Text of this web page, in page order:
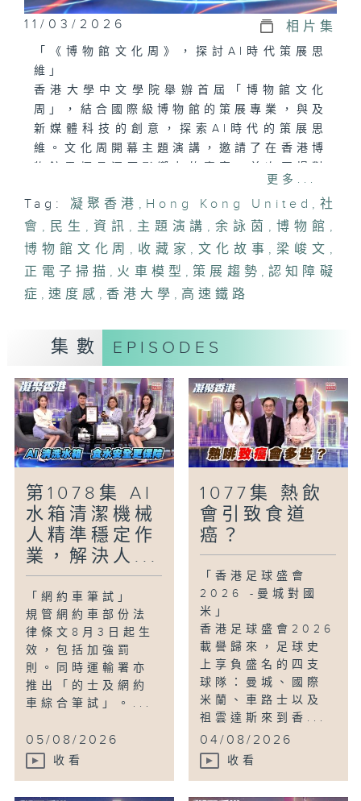
11/03/2026 相片集
「《博物館文化周》，探討AI時代策展思
維」
香港大學中文學院舉辦首屆「博物館文化
周」，結合國際級博物館的策展專業，與及
新媒體科技的創意，探索AI時代的策展思
維。文化周開幕主題演講，邀請了在香港博
談。一起了解博物館的文化故事及新時代的
策展趨勢。
「新型正電子掃描，認知障礙便知曉」
隨著人口老化，認知障礙症成為大家日益關
早識別認知障礙及介入治療，避免延誤診
曾任港鐵車長的朱偉業Mickey，自小喜歡
火車並在火車模型店工作。Mickey擁有
1,000盒火車模型，他特別喜歡世界上第一
款高速鐵路車輛的「0系」電車，欣賞其速
度感和設計，而在「玩火車」的過程中，他
更多...
Tag: 凝聚香港 , Hong Kong United , 社
會 , 民生 , 資訊 , 主題演講 , 余詠茵 , 博物館 ,
博物館文化周 , 收藏家 , 文化故事 , 梁峻文 ,
正電子掃描 , 火車模型 , 策展趨勢 , 認知障礙
症 ,速度感 , 香港大學 , 高速鐵路
集數 EPISODES
第1078集 AI
水箱清潔機械
人精準穩定作
業，解決人...
「網約車筆試」
規管網約車部份法
律條文8月3日起生
效，包括加強罰
則。同時運輸署亦
推出「的士及網約
車綜合筆試」。...
05/08/2026
收看
1077集 熱飲
會引致食道
癌？
「香港足球盛會
2026 -曼城對國
米」
香港足球盛會2026
載譽歸來，足球史
上享負盛名的四支
球隊：曼城、國際
米蘭、車路士以及
祖雲達斯來到香...
04/08/2026
收看